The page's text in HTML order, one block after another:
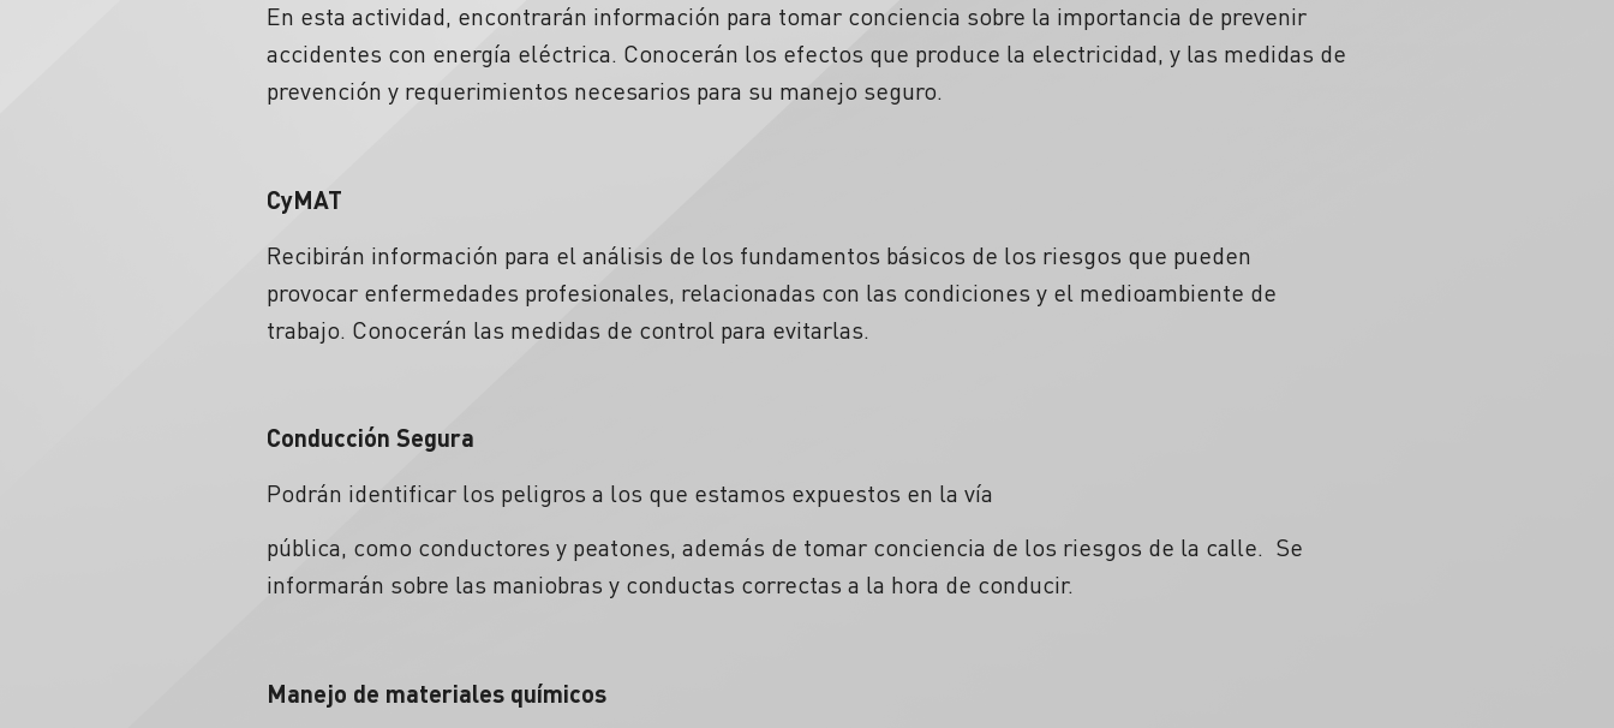
En esta actividad, encontrarán información para tomar conciencia sobre la importancia de prevenir
accidentes con energía eléctrica. Conocerán los efectos que produce la electricidad, y las medidas de
prevención y requerimientos necesarios para su manejo seguro.
CyMAT
Recibirán información para el análisis de los fundamentos básicos de los riesgos que pueden
provocar enfermedades profesionales, relacionadas con las condiciones y el medioambiente de
trabajo. Conocerán las medidas de control para evitarlas.
Conducción Segura
Podrán identificar los peligros a los que estamos expuestos en la vía
pública, como conductores y peatones, además de tomar conciencia de los riesgos de la calle. Se
informarán sobre las maniobras y conductas correctas a la hora de conducir.
Manejo de materiales químicos